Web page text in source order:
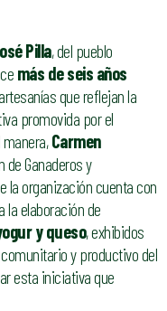
Pilla, del pueblo
más de seis años
que reflejan la
promovida por el
manera,Carmen
Ganaderos y
la organización cuenta con
la elaboración de
y queso, exhibidos
y productivo del
esta iniciativa que